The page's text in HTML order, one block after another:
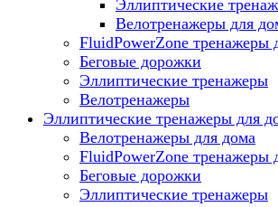
Эллиптические
Велотренажеры для
FluidPowerZone тренажеры
Беговые дорожки
Эллиптические тренажеры
Велотренажеры
Эллиптические тренажеры для
Велотренажеры для дома
FluidPowerZone тренажеры
Беговые дорожки
Эллиптические тренажеры